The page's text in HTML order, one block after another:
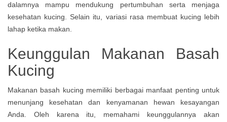
dalamnya mampu mendukung pertumbuhan serta menjaga
kesehatan kucing. Selain itu, variasi rasa membuat kucing lebih
lahap ketika makan.
Keunggulan Makanan Basah
Kucing
Makanan basah kucing memiliki berbagai manfaat penting untuk
menunjang kesehatan dan kenyamanan hewan kesayangan
Anda. Oleh karena itu, memahami keunggulannya akan